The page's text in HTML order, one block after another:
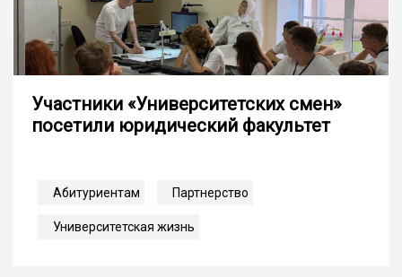
Участники «Университетских смен»
посетили юридический факультет
Абитуриентам Партнерство
Университетская жизнь